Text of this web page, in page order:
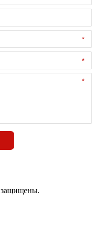
защищены.